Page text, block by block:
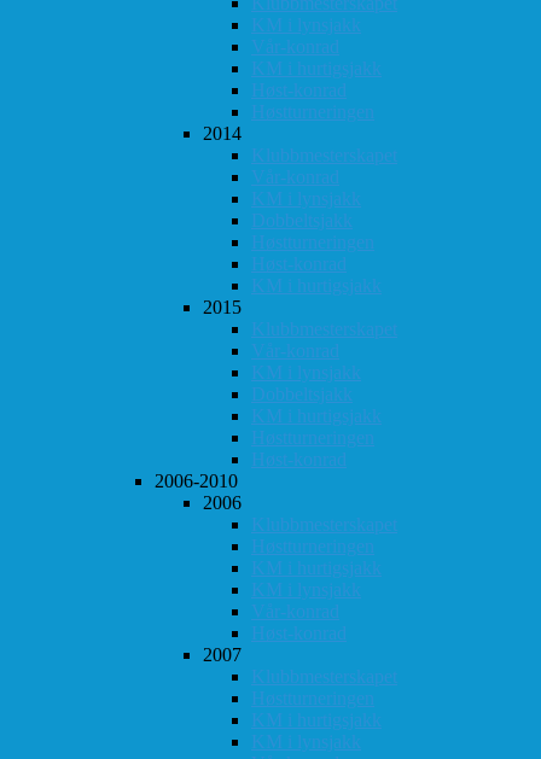
KM i lynsjakk
Vår-konrad
KM i hurtigsjakk
Høst-konrad
Høstturneringen
2014
Klubbmesterskapet
Vår-konrad
KM i lynsjakk
Dobbeltsjakk
Høstturneringen
Høst-konrad
KM i hurtigsjakk
2015
Klubbmesterskapet
Vår-konrad
KM i lynsjakk
Dobbeltsjakk
KM i hurtigsjakk
Høstturneringen
Høst-konrad
2006-2010
2006
Klubbmesterskapet
Høstturneringen
KM i hurtigsjakk
KM i lynsjakk
Vår-konrad
Høst-konrad
2007
Klubbmesterskapet
Høstturneringen
KM i hurtigsjakk
KM i lynsjakk